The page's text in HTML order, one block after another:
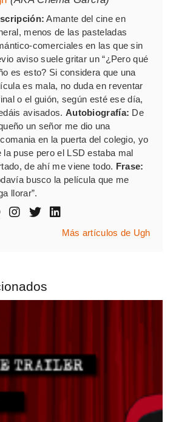
Amante del cine en
menos de las pasteladas
comerciales en las que sin
aviso suele gritar un “¿Pero qué
es esto? Si considera que una
es mala, no duda en reventar
o el guión, según esté ese día,
avisados. Autobiografía: De
un señor me dio una
en la puerta del colegio, yo
la puse pero el LSD estaba mal
de ahí me viene todo. Frase:
busco la película que me
llorar”.
Más artículos de Ugh